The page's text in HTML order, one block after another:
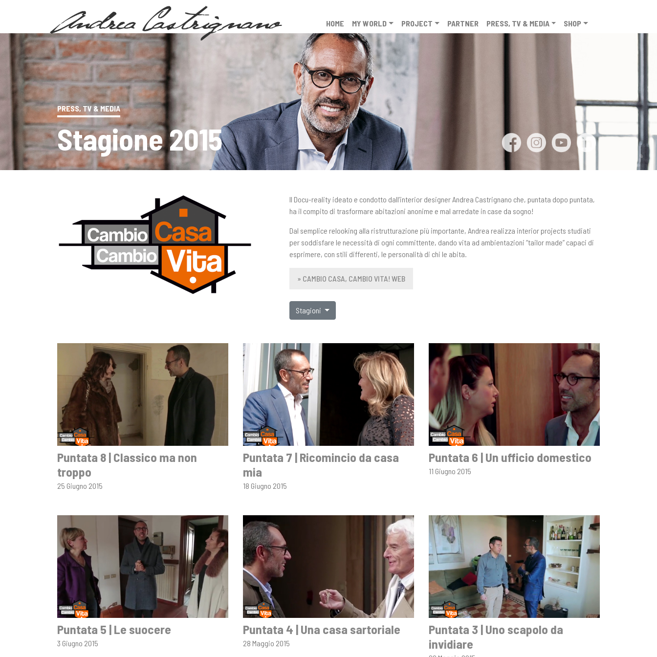
HOME MY WORLD PROJECT PARTNER PRESS, TV & MEDIA SHOP
PRESS, TV & MEDIA
Stagione 2015
Il Docu-reality ideato e condotto dall’interior designer Andrea Castrignano che, puntata dopo puntata,
ha il compito di trasformare abitazioni anonime e mal arredate in case da sogno!
Dal semplice relooking alla ristrutturazione più importante, Andrea realizza interior projects studiati
per soddisfare le necessità di ogni committente, dando vita ad ambientazioni “tailor made” capaci di
esprimere, con stili differenti, le personalità di chi le abita.
» CAMBIO CASA, CAMBIO VITA! WEB
Stagioni
Puntata 8 | Classico ma non
troppo
25 Giugno 2015
Puntata 7 | Ricomincio da casa
mia
18 Giugno 2015
Puntata 6 | Un ufficio domestico
11 Giugno 2015
Puntata 5 | Le suocere
3 Giugno 2015
Puntata 4 | Una casa sartoriale
28 Maggio 2015
Puntata 3 | Uno scapolo da
invidiare